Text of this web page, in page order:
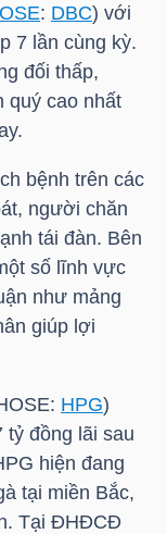
: DBC) với
7 lần cùng kỳ.
đối thấp,
quý cao nhất
bệnh trên các
người chăn
tái đàn. Bên
số lĩnh vực
như mảng
giúp lợi
: HPG)
tỷ đồng lãi sau
hiện đang
tại miền Bắc,
Tại ĐHĐCĐ